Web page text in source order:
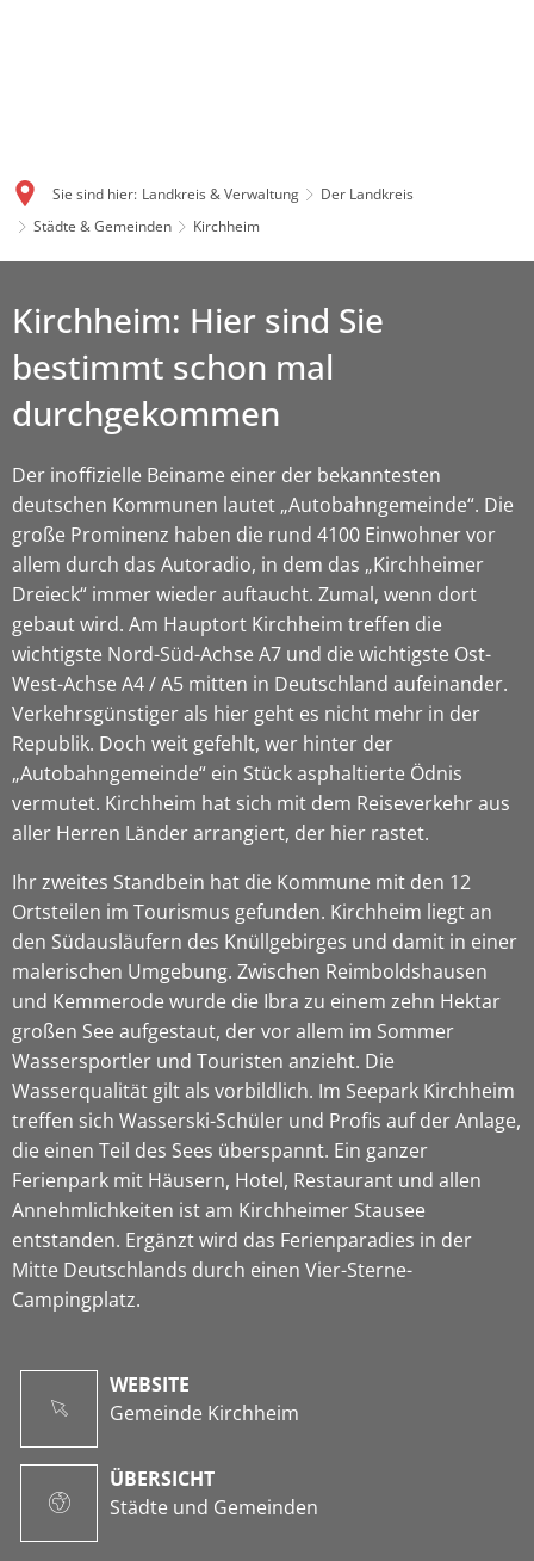
Sie sind hier: Landkreis & Verwaltung
Der Landkreis
Städte & Gemeinden
Kirchheim
Kirchheim: Hier sind Sie
bestimmt schon mal
durchgekommen
Der inoffizielle Beiname einer der bekanntesten
deutschen Kommunen lautet „Autobahngemeinde“. Die
große Prominenz haben die rund 4100 Einwohner vor
allem durch das Autoradio, in dem das „Kirchheimer
Dreieck“ immer wieder auftaucht. Zumal, wenn dort
gebaut wird. Am Hauptort Kirchheim treffen die
wichtigste Nord-Süd-Achse A7 und die wichtigste Ost-
West-Achse A4 / A5 mitten in Deutschland aufeinander.
Verkehrsgünstiger als hier geht es nicht mehr in der
Republik. Doch weit gefehlt, wer hinter der
„Autobahngemeinde“ ein Stück asphaltierte Ödnis
vermutet. Kirchheim hat sich mit dem Reiseverkehr aus
aller Herren Länder arrangiert, der hier rastet.
Ihr zweites Standbein hat die Kommune mit den 12
Ortsteilen im Tourismus gefunden. Kirchheim liegt an
den Südausläufern des Knüllgebirges und damit in einer
malerischen Umgebung. Zwischen Reimboldshausen
und Kemmerode wurde die Ibra zu einem zehn Hektar
großen See aufgestaut, der vor allem im Sommer
Wassersportler und Touristen anzieht. Die
Wasserqualität gilt als vorbildlich. Im Seepark Kirchheim
treffen sich Wasserski-Schüler und Profis auf der Anlage,
die einen Teil des Sees überspannt. Ein ganzer
Ferienpark mit Häusern, Hotel, Restaurant und allen
Annehmlichkeiten ist am Kirchheimer Stausee
entstanden. Ergänzt wird das Ferienparadies in der
Mitte Deutschlands durch einen Vier-Sterne-
Campingplatz.
WEBSITE
Gemeinde Kirchheim
ÜBERSICHT
Städte und Gemeinden